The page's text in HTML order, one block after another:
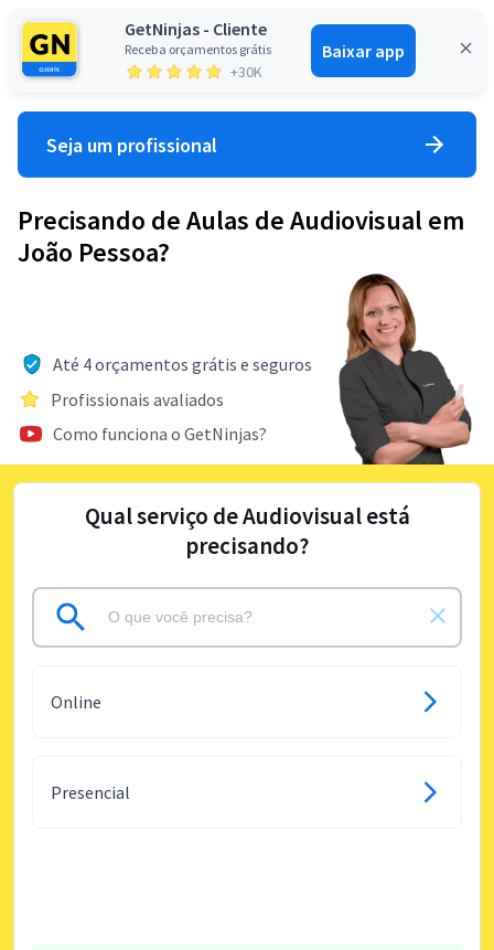
GetNinjas - Cliente
Receba orçamentos grátis
+30K
Baixar app
Entrar
Seja um profissional
Precisando de Aulas de Audiovisual em
João Pessoa?
Até 4 orçamentos grátis e seguros
Profissionais avaliados
Como funciona o GetNinjas?
Qual serviço de Audiovisual está
precisando?
Online
Presencial